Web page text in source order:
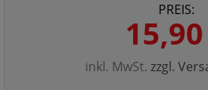
PREIS:
inkl. MwSt. zzgl.